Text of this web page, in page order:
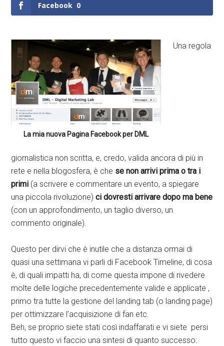
Facebook 0
La mia nuova Pagina Facebook per DML
Una regola
giornalistica non scritta, e, credo, valida ancora di più in
rete e nella blogosfera, è che se non arrivi prima o tra i
primi (a scrivere e commentare un evento, a spiegare
una piccola rivoluzione)ci dovresti arrivare dopo ma bene
(con un approfondimento, un taglio diverso, un
commento originale).
Questo per dirvi che è inutile che a distanza ormai di
quasi una settimana vi parli di Facebook Timeline, di cosa
è, di quali impatti ha, di come questa impone di rivedere
molte delle logiche precedentemente valide e applicate ,
primo tra tutte la gestione del landing tab (o landing page)
per ottimizzare l’acquisizione di fan etc.
Beh, se proprio siete stati così indaffarati e vi siete persi
tutto questo vi faccio una sintesi di quanto successo: